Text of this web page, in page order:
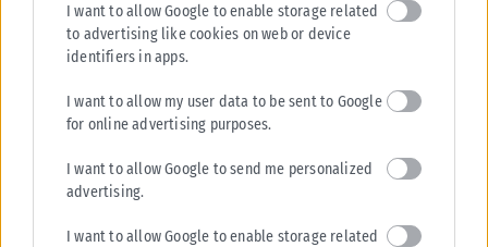
I want to allow Google to enable storage related
to advertising like cookies on web or device
identifiers in apps.
I want to allow my user data to be sent to Google
for online advertising purposes.
I want to allow Google to send me personalized
advertising.
I want to allow Google to enable storage related